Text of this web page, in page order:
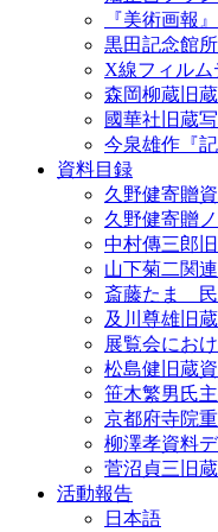
『美術画報
黒田記念館
X線フィルム
森岡柳蔵旧
國華社旧蔵
今泉雄作『記
資料目録
久野健寄贈
久野健寄贈
中村傳三郎
山下菊二関
斎藤たま 民
及川尊雄旧
展覧会にお
松島健旧蔵
笹木繁男氏
京都府寺院
柳澤孝資料
菅沼貞三旧
活動報告
日本語